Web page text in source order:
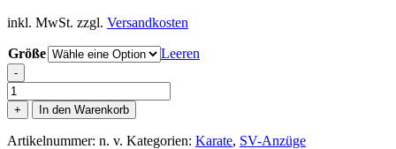
inkl. MwSt. zzgl. Versandkosten
Größe Leeren
-
Karate-
Anzug
weiß
STANDARD
+ In den Warenkorb
Artikelnummer: n. v. Kategorien: Karate, SV-Anzüge